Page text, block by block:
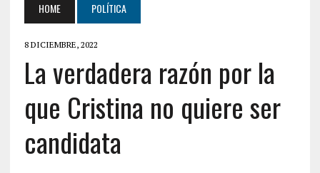
HOME POLÍTICA
8 DICIEMBRE, 2022
La verdadera razón por la
que Cristina no quiere ser
candidata